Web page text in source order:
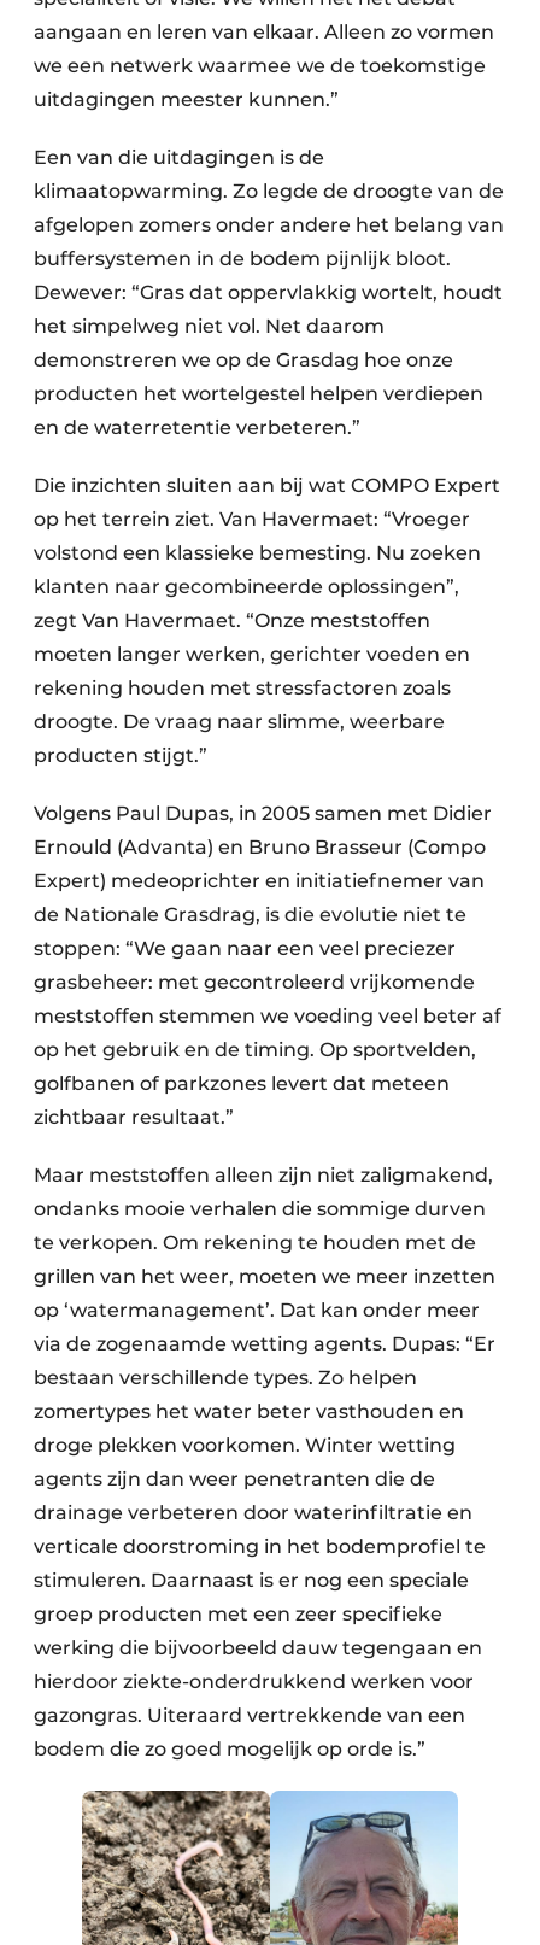
aangaan en leren van elkaar. Alleen zo vormen
we een netwerk waarmee we de toekomstige
uitdagingen meester kunnen.”
Een van die uitdagingen is de
klimaatopwarming. Zo legde de droogte van de
afgelopen zomers onder andere het belang van
buffersystemen in de bodem pijnlijk bloot.
Dewever: “Gras dat oppervlakkig wortelt, houdt
het simpelweg niet vol. Net daarom
demonstreren we op de Grasdag hoe onze
producten het wortelgestel helpen verdiepen
en de waterretentie verbeteren.”
Die inzichten sluiten aan bij wat COMPO Expert
op het terrein ziet. Van Havermaet: “Vroeger
volstond een klassieke bemesting. Nu zoeken
klanten naar gecombineerde oplossingen”,
zegt Van Havermaet. “Onze meststoffen
moeten langer werken, gerichter voeden en
rekening houden met stressfactoren zoals
droogte. De vraag naar slimme, weerbare
producten stijgt.”
Volgens Paul Dupas, in 2005 samen met Didier
Ernould (Advanta) en Bruno Brasseur (Compo
Expert) medeoprichter en initiatiefnemer van
de Nationale Grasdrag, is die evolutie niet te
stoppen: “We gaan naar een veel preciezer
grasbeheer: met gecontroleerd vrijkomende
meststoffen stemmen we voeding veel beter af
op het gebruik en de timing. Op sportvelden,
golfbanen of parkzones levert dat meteen
zichtbaar resultaat.”
Maar meststoffen alleen zijn niet zaligmakend,
ondanks mooie verhalen die sommige durven
te verkopen. Om rekening te houden met de
grillen van het weer, moeten we meer inzetten
op ‘watermanagement’. Dat kan onder meer
via de zogenaamde wetting agents. Dupas: “Er
bestaan verschillende types. Zo helpen
zomertypes het water beter vasthouden en
droge plekken voorkomen. Winter wetting
agents zijn dan weer penetranten die de
drainage verbeteren door waterinfiltratie en
verticale doorstroming in het bodemprofiel te
stimuleren. Daarnaast is er nog een speciale
groep producten met een zeer specifieke
werking die bijvoorbeeld dauw tegengaan en
hierdoor ziekte-onderdrukkend werken voor
gazongras. Uiteraard vertrekkende van een
bodem die zo goed mogelijk op orde is.”